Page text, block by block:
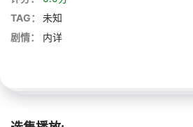
TAG：
未知
剧情：
内详